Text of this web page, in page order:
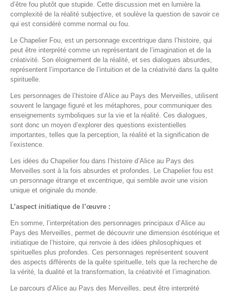
d’être fou plutôt que stupide. Cette discussion met en lumière la
complexité de la réalité subjective, et soulève la question de savoir ce
qui est considéré comme normal ou fou.
Le Chapelier Fou, est un personnage excentrique dans l’histoire, qui
peut être interprété comme un représentant de l’imagination et de la
créativité. Son éloignement de la réalité, et ses dialogues absurdes,
représentent l’importance de l’intuition et de la créativité dans la quête
spirituelle.
Les personnages de l’histoire d’Alice au Pays des Merveilles, utilisent
souvent le langage figuré et les métaphores, pour communiquer des
enseignements symboliques sur la vie et la réalité. Ces dialogues,
sont donc un moyen d’explorer des questions existentielles
importantes, telles que la perception, la réalité et la signification de
l’existence.
Les idées du Chapelier fou dans l’histoire d’Alice au Pays des
Merveilles sont à la fois absurdes et profondes. Le Chapelier fou est
un personnage étrange et excentrique, qui semble avoir une vision
unique et originale du monde.
L’aspect initiatique de l’œuvre :
En somme, l’interprétation des personnages principaux d’Alice au
Pays des Merveilles, permet de découvrir une dimension ésotérique et
initiatique de l’histoire, qui renvoie à des idées philosophiques et
spirituelles plus profondes. Ces personnages représentent souvent
des aspects différents de la quête spirituelle, tels que la recherche de
la vérité, la dualité et la transformation, la créativité et l’imagination.
Le parcours d’Alice au Pays des Merveilles, peut être interprété